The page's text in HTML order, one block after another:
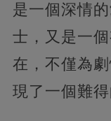
是一個深情
士，又是一
在，不僅為
現了一個難